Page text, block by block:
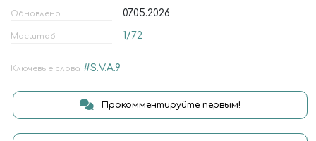
Обновлено 07.05.2026
Масштаб 1/72
Ключевые слова #S.V.A.9
Прокомментируйте первым!